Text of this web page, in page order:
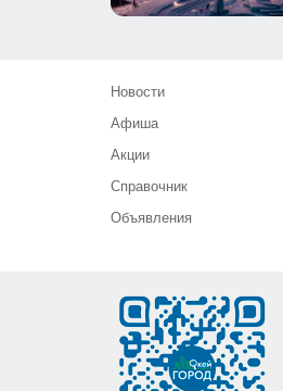
Новости
Афиша
Акции
Справочник
Объявления